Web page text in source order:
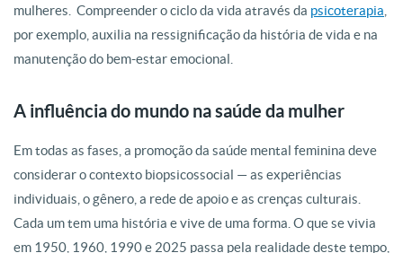
mulheres. Compreender o ciclo da vida através da psicoterapia,
por exemplo, auxilia na ressignificação da história de vida e na
manutenção do bem-estar emocional.
A influência do mundo na saúde da mulher
Em todas as fases, a promoção da saúde mental feminina deve
considerar o contexto biopsicossocial — as experiências
individuais, o gênero, a rede de apoio e as crenças culturais.
Cada um tem uma história e vive de uma forma. O que se vivia
em 1950, 1960, 1990 e 2025 passa pela realidade deste tempo,